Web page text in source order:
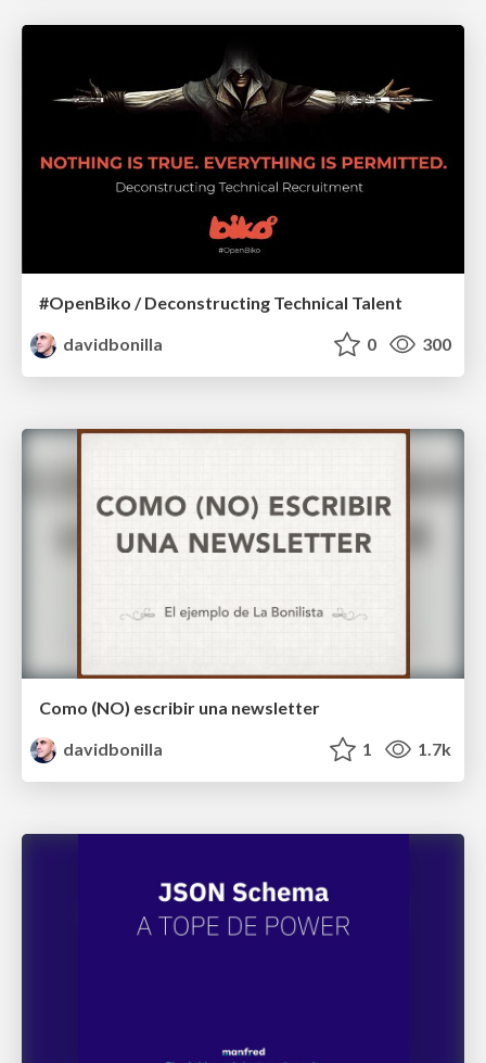
#OpenBiko / Deconstructing Technical Talent
davidbonilla
0 300
Como (NO) escribir una newsletter
davidbonilla
1 1.7k